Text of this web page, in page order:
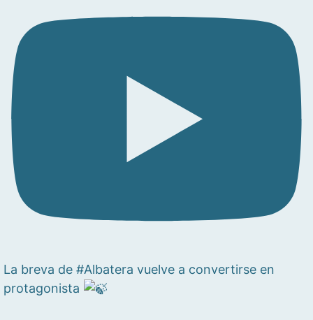
La breva de #Albatera vuelve a convertirse en
protagonista